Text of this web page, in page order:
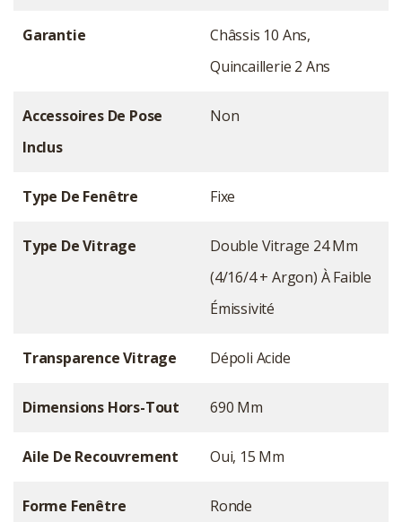
Garantie
Châssis 10 Ans,
Quincaillerie 2 Ans
Accessoires De Pose
Inclus
Non
Type De Fenêtre Fixe
Type De Vitrage
Double Vitrage 24 Mm
(4/16/4 + Argon) À Faible
Émissivité
Transparence Vitrage Dépoli Acide
Dimensions Hors-Tout 690 Mm
Aile De Recouvrement Oui, 15 Mm
Forme Fenêtre Ronde